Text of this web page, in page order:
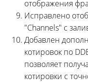
отображения
Исправлено
"Channels" с
Добавлен
котировок по
позволяет
котировки с